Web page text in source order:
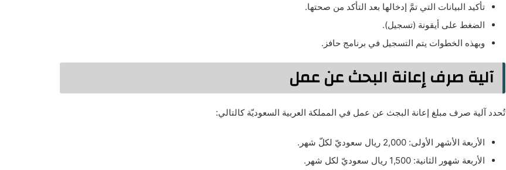
تأكيد البيانات التي تمَّ إدخالها بعد التأكد من صحتها.
الضغط على أيقونة (تسجيل).
وبهذه الخطوات يتم التسجيل في برنامج حافز.
آلية صرف إعانة البحث عن عمل
تُحدد آلية صرف مبلغ إعانة البجث عن عمل في المملكة العربية السعوديّة كالتالي:
الأربعة الأشهر الأولى: 2,000 ريال سعوديّ لكلّ شهر.
الأربعة شهور الثانية: 1,500 ريال سعوديّ لكل شهر.